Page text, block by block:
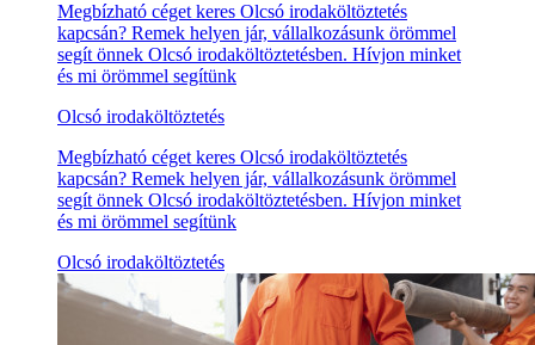
Megbízható céget keres Olcsó irodaköltöztetés
kapcsán? Remek helyen jár, vállalkozásunk örömmel
segít önnek Olcsó irodaköltöztetésben. Hívjon minket
és mi örömmel segítünk
Olcsó irodaköltöztetés
Megbízható céget keres Olcsó irodaköltöztetés
kapcsán? Remek helyen jár, vállalkozásunk örömmel
segít önnek Olcsó irodaköltöztetésben. Hívjon minket
és mi örömmel segítünk
Olcsó irodaköltöztetés